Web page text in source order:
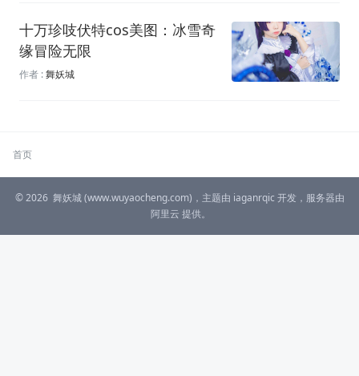
十万珍吱伏特cos美图：冰雪奇
缘冒险无限
作者 :舞妖城
首页
© 2026 舞妖城 (www.wuyaocheng.com)，主题由 iaganrqic 开发，服务器由
阿里云 提供。